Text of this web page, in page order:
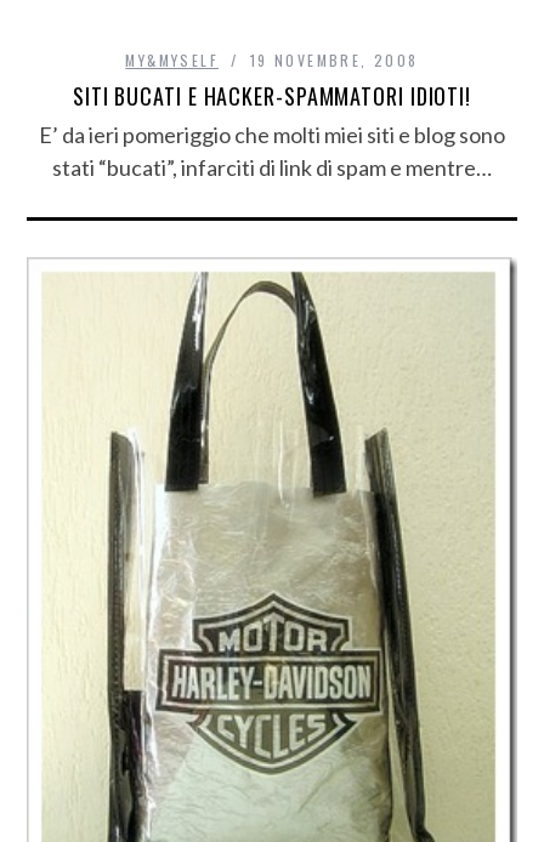
MY&MYSELF 19 NOVEMBRE, 2008
SITI BUCATI E HACKER-SPAMMATORI IDIOTI!
E’ da ieri pomeriggio che molti miei siti e blog sono
stati “bucati”, infarciti di link di spam e mentre…